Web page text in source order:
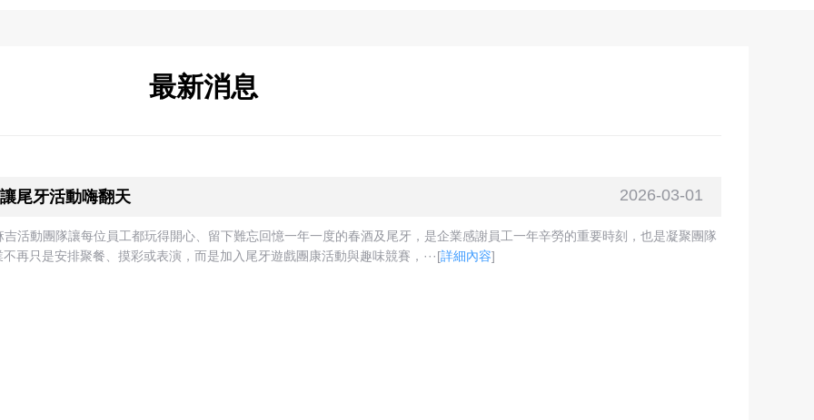
最新消息
2026-03-01
尾牙活動嗨翻天
活動團隊讓每位員工都玩得開心、留下難忘回憶一年一度的春酒及尾牙，是企業感謝員工一年辛勞的重要時刻，也是凝聚團隊
再只是安排聚餐、摸彩或表演，而是加入尾牙遊戲團康活動與趣味競賽，···[詳細內容]